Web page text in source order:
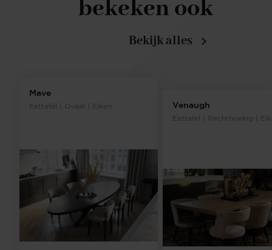
Mave
Eettafel | Ovaal | Eiken Venaugh
Eettafel | Rechthoekig |
bekeken ook
Bekijk alles